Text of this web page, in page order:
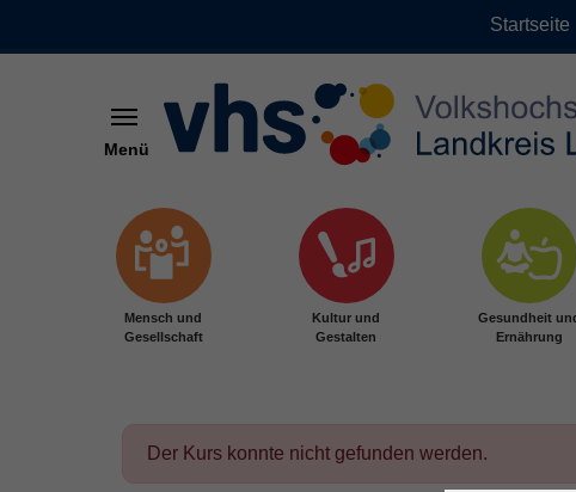
Startseite
Menü
Mensch und
Gesellschaft
Kultur und
Gestalten
Gesundheit
Ernährung
Der Kurs konnte nicht gefunden werden.